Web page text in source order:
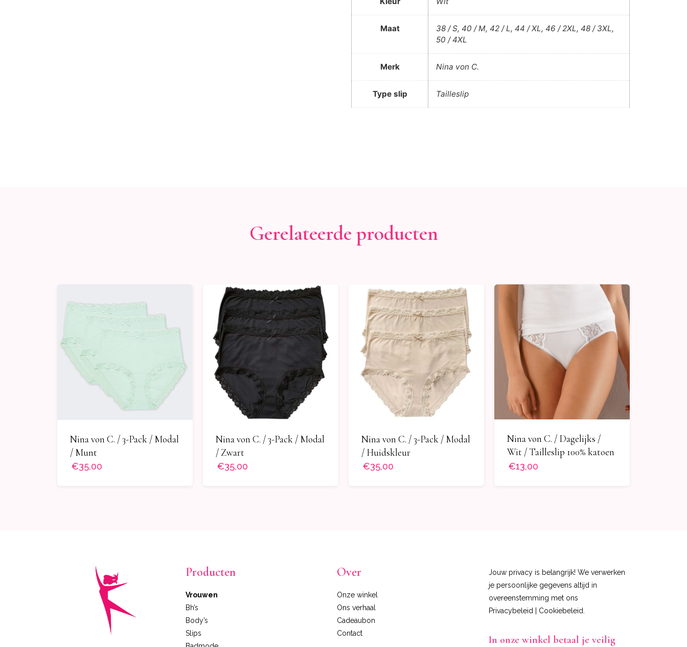
Maat
38 / S, 40 / M, 42 / L, 44 / XL, 46 / 2XL, 48 / 3XL,
50 / 4XL
Merk Nina von C.
Type slip Tailleslip
Gerelateerde producten
Nina von C. / 3-Pack / Modal
/ Munt
€35,00
Nina von C. / 3-Pack / Modal
/ Zwart
€35,00
Nina von C. / 3-Pack / Modal
/ Huidskleur
€35,00
Nina von C. / Dagelijks /
Wit / Tailleslip 100% katoen
€13,00
Producten
Vrouwen
Bh’s
Body’s
Slips
Over
Onze winkel
Ons verhaal
Cadeaubon
Contact
Jouw privacy is belangrijk! We verwerken
je persoonlijke gegevens altijd in
overeenstemming met ons
Privacybeleid
Cookiebeleid
In onze winkel betaal je veilig